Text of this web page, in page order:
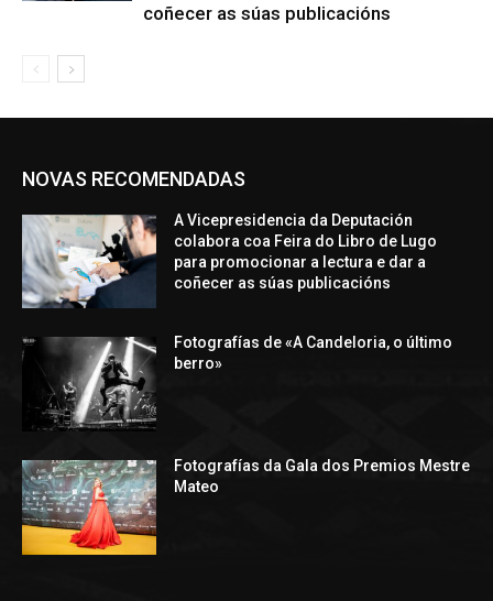
coñecer as súas publicacións
NOVAS RECOMENDADAS
A Vicepresidencia da Deputación
colabora coa Feira do Libro de Lugo
para promocionar a lectura e dar a
coñecer as súas publicacións
Fotografías de «A Candeloria, o último
berro»
Fotografías da Gala dos Premios Mestre
Mateo